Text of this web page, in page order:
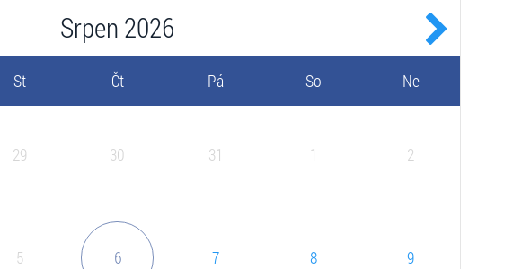
Srpen 2026
St Čt Pá So Ne
29 30 31 1 2
5 6 7 8 9